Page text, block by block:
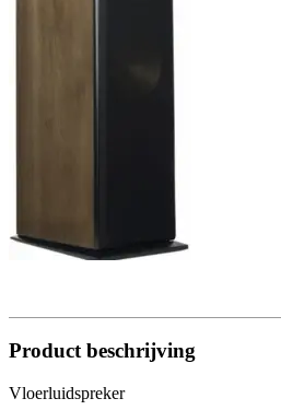
Product beschrijving
Vloerluidspreker